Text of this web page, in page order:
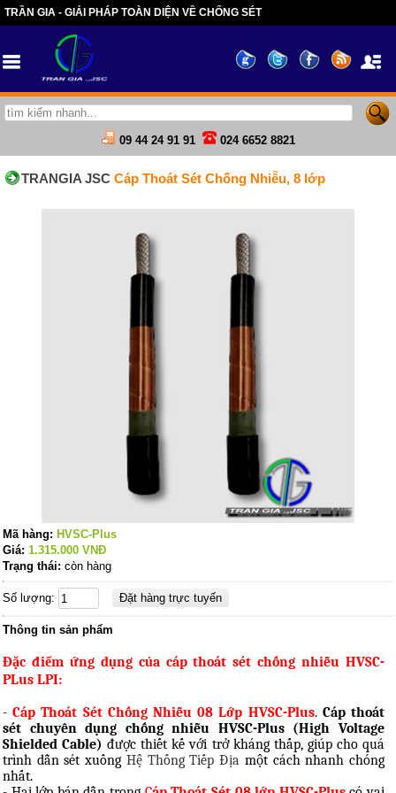
TRẦN GIA - GIẢI PHÁP TOÀN DIỆN VỀ CHỐNG SÉT
09 44 24 91 91 024 6652 8821
TRANGIA JSC Cáp Thoát Sét Chống Nhiễu, 8 lớp
Mã hàng: HVSC-Plus
Giá: 1.315.000 VNĐ
Trạng thái: còn hàng
Số lượng:
Thông tin sản phẩm
Đặc điểm ứng dụng của cáp thoát sét chống nhiễu HVSC-
PLus LPI:
-Cáp Thoát Sét Chống Nhiễu 08 Lớp HVSC-Plus. Cáp thoát
sét chuyên dụng chống nhiễu HVSC-Plus (High Voltage
Shielded Cable) được thiết kế với trở kháng thấp, giúp cho quá
trình dẫn sét xuống Hệ Thống Tiếp Địa một cách nhanh chóng
nhất.